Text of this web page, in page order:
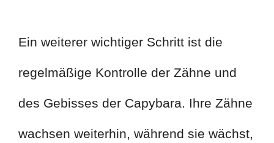
Ein weiterer wichtiger Schritt ist die
regelmäßige Kontrolle der Zähne und
des Gebisses der Capybara. Ihre Zähne
wachsen weiterhin, während sie wächst,